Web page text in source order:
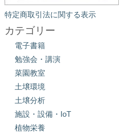
特定商取引法に関する表示
カテゴリー
電子書籍
勉強会・講演
菜園教室
土壌環境
土壌分析
施設・設備・IoT
植物栄養